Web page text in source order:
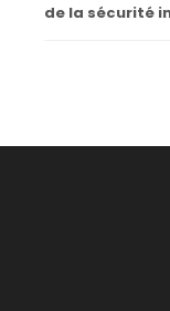
de la sécurité